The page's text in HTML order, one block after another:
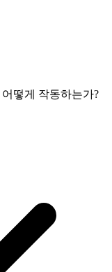
떻게 작동하는가?